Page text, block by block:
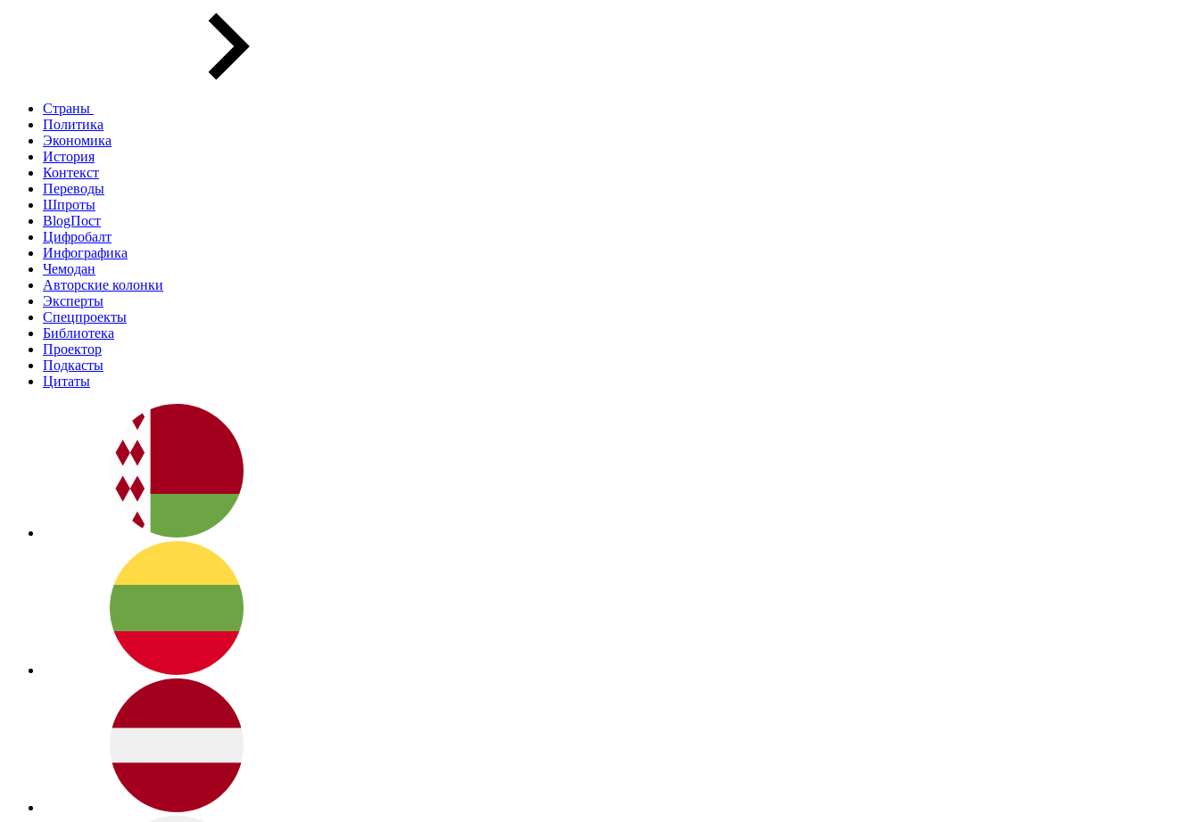
Страны
Политика
Экономика
История
Контекст
Переводы
Шпроты
BlogПост
Цифробалт
Инфографика
Чемодан
Авторские колонки
Эксперты
Спецпроекты
Библиотека
Проектор
Подкасты
Цитаты